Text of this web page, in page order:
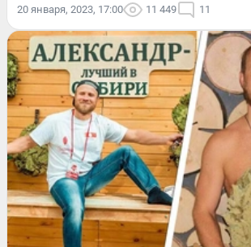
20 января, 2023, 17:00 11 449 11